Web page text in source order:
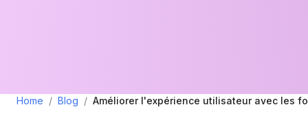
Home / Blog / Améliorer l'expérience utilisateur avec les